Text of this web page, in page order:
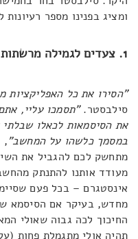
ומציג בפנינו מספר רעיונות
1. צעדים לגמילה מרשתות חברתיות
"הסירו את כל האפליקציות
סילבסטר."תסמכו עליי,
את הסיסמאות לכאלו
במסמך כלשהו על המחשב",
מתחשק לכם להגביל את
מעודד אותנו להתנתק
אינסטגרם – בכל פעם
מחדש, בעיקר אם הסיסמא
החיכוך לכה גבוה שאולי
תהיה אולי מתגמלת פחות